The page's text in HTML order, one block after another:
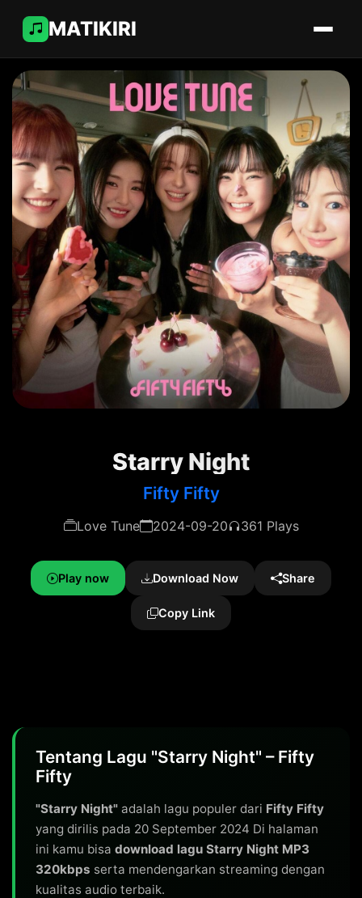
MATIKIRI
Starry Night
Fifty Fifty
Love Tune 2024-09-20 361 Plays
Play now Download Now Share
Copy Link
Tentang Lagu "Starry Night" – Fifty
Fifty
"Starry Night" adalah lagu populer dari Fifty Fifty
yang dirilis pada 20 September 2024 Di halaman
ini kamu bisa download lagu Starry Night MP3
320kbps serta mendengarkan streaming dengan
kualitas audio terbaik.